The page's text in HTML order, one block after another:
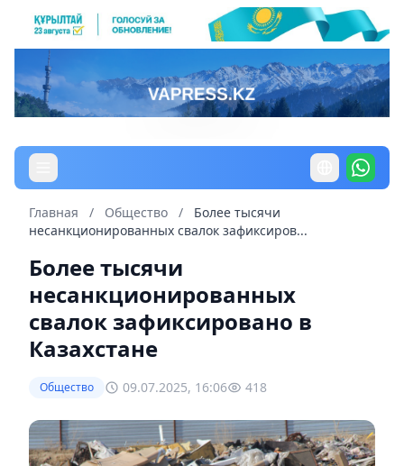
Главная / Общество /
Более тысячи
несанкционированных свалок зафиксиров...
Более тысячи
несанкционированных
свалок зафиксировано в
Казахстане
Общество 09.07.2025, 16:06 418